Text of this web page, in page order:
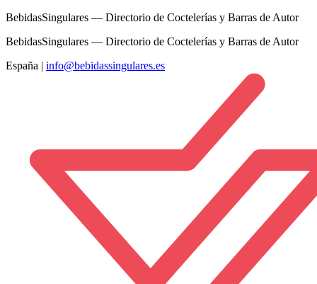
BebidasSingulares — Directorio de Coctelerías y Barras de Autor
BebidasSingulares — Directorio de Coctelerías y Barras de Autor
España | info@bebidassingulares.es